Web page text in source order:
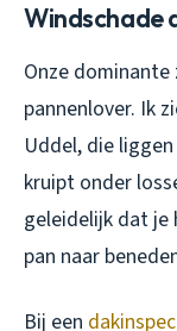
Windschade
Onze
pannenlover. Ik
Uddel, die
kruipt onder
geleidelijk dat
pan naar
Bij een